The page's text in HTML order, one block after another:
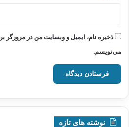
ذخیره نام، ایمیل و وبسایت من در مرورگر
می‌نویسم.
نوشته های تازه